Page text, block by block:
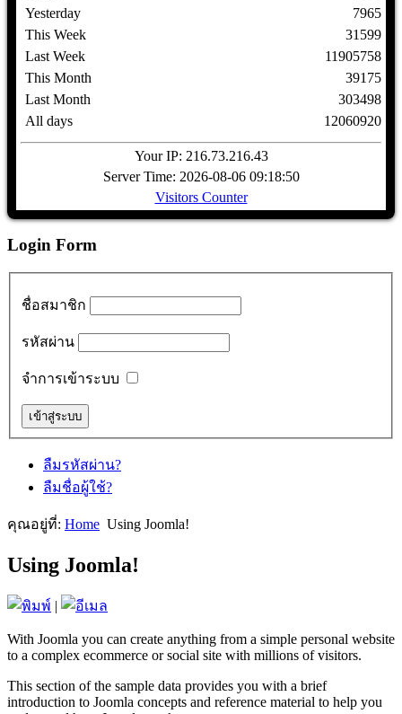
Yesterday
This Week
Last Week
This Month
Last Month
All days
7965
31599
11905758
39175
303498
12060920
Your IP: 216.73.216.43
Server Time: 2026-08-06 09:18:50
Visitors Counter
Login Form
ชื่อสมาชิก
รหัสผ่าน
จำการเข้าระบบ
ลืมรหัสผ่าน?
ลืมชื่อผู้ใช้?
คุณอยู่ที่: Home Using Joomla!
Using Joomla!
With Joomla you can create anything from a simple personal website
to a complex ecommerce or social site with millions of visitors.
This section of the sample data provides you with a brief
introduction to Joomla concepts and reference material to help you